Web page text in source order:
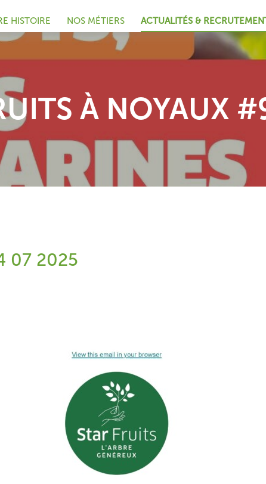
HISTOIRE NOS MÉTIERS ACTUALITÉS &
À NOYAUX
07 2025